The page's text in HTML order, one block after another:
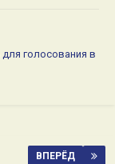
для голосования в
ВПЕРЁД